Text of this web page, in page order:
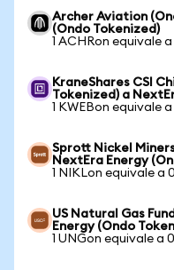
Archer Aviation
(Ondo Tokenized)
1 ACHRon equivale
KraneShares CSI
Tokenized) a
1 KWEBon equivale
Sprott Nickel
NextEra Energy
1 NIKLon equivale a
US Natural Gas
Energy (Ondo
1 UNGon equivale a